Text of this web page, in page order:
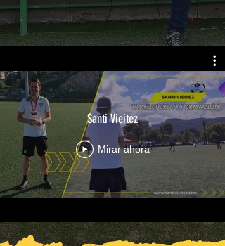
Santi Vieitez
Mirar ahora